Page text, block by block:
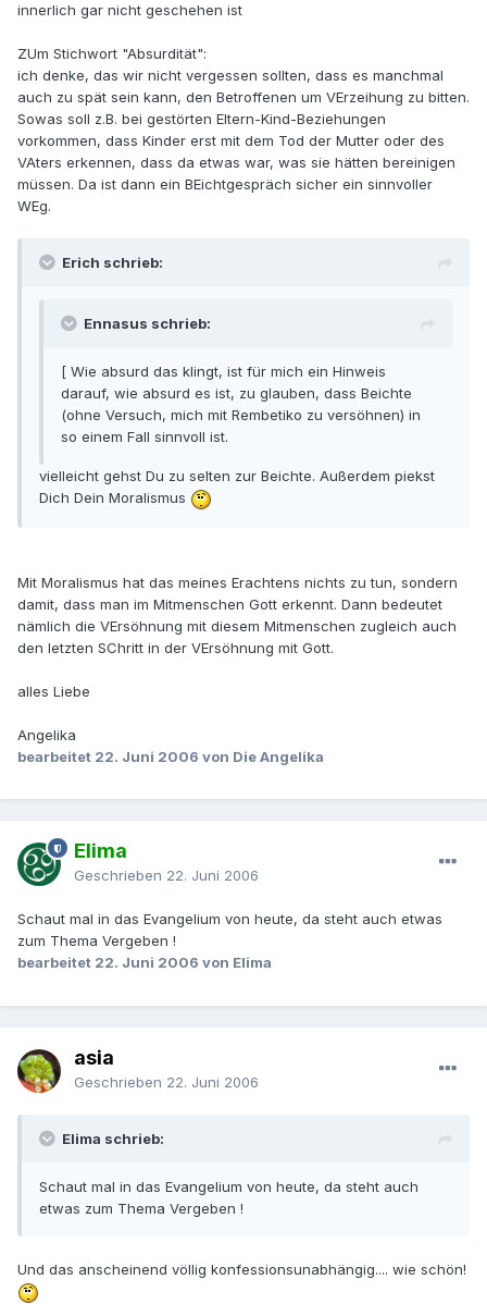
innerlich gar nicht geschehen ist
ZUm Stichwort "Absurdität":
ich denke, das wir nicht vergessen sollten, dass es manchmal
auch zu spät sein kann, den Betroffenen um VErzeihung zu bitten.
Sowas soll z.B. bei gestörten Eltern-Kind-Beziehungen
vorkommen, dass Kinder erst mit dem Tod der Mutter oder des
VAters erkennen, dass da etwas war, was sie hätten bereinigen
müssen. Da ist dann ein BEichtgespräch sicher ein sinnvoller
WEg.
Erich schrieb:
Ennasus schrieb:
[ Wie absurd das klingt, ist für mich ein Hinweis
darauf, wie absurd es ist, zu glauben, dass Beichte
(ohne Versuch, mich mit Rembetiko zu versöhnen) in
so einem Fall sinnvoll ist.
vielleicht gehst Du zu selten zur Beichte. Außerdem piekst
Dich Dein Moralismus
Mit Moralismus hat das meines Erachtens nichts zu tun, sondern
damit, dass man im Mitmenschen Gott erkennt. Dann bedeutet
nämlich die VErsöhnung mit diesem Mitmenschen zugleich auch
den letzten SChritt in der VErsöhnung mit Gott.
alles Liebe
Angelika
bearbeitet 22. Juni 2006 von Die Angelika
Elima
Geschrieben 22. Juni 2006
Schaut mal in das Evangelium von heute, da steht auch etwas
zum Thema Vergeben !
bearbeitet 22. Juni 2006 von Elima
asia
Geschrieben 22. Juni 2006
Elima schrieb:
Schaut mal in das Evangelium von heute, da steht auch
etwas zum Thema Vergeben !
Und das anscheinend völlig konfessionsunabhängig.... wie schön!